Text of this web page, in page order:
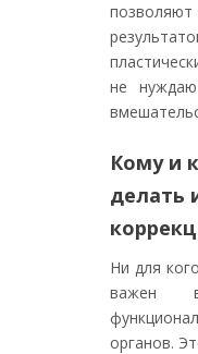
не
Кому и
делать
Ни для
важен
органов.